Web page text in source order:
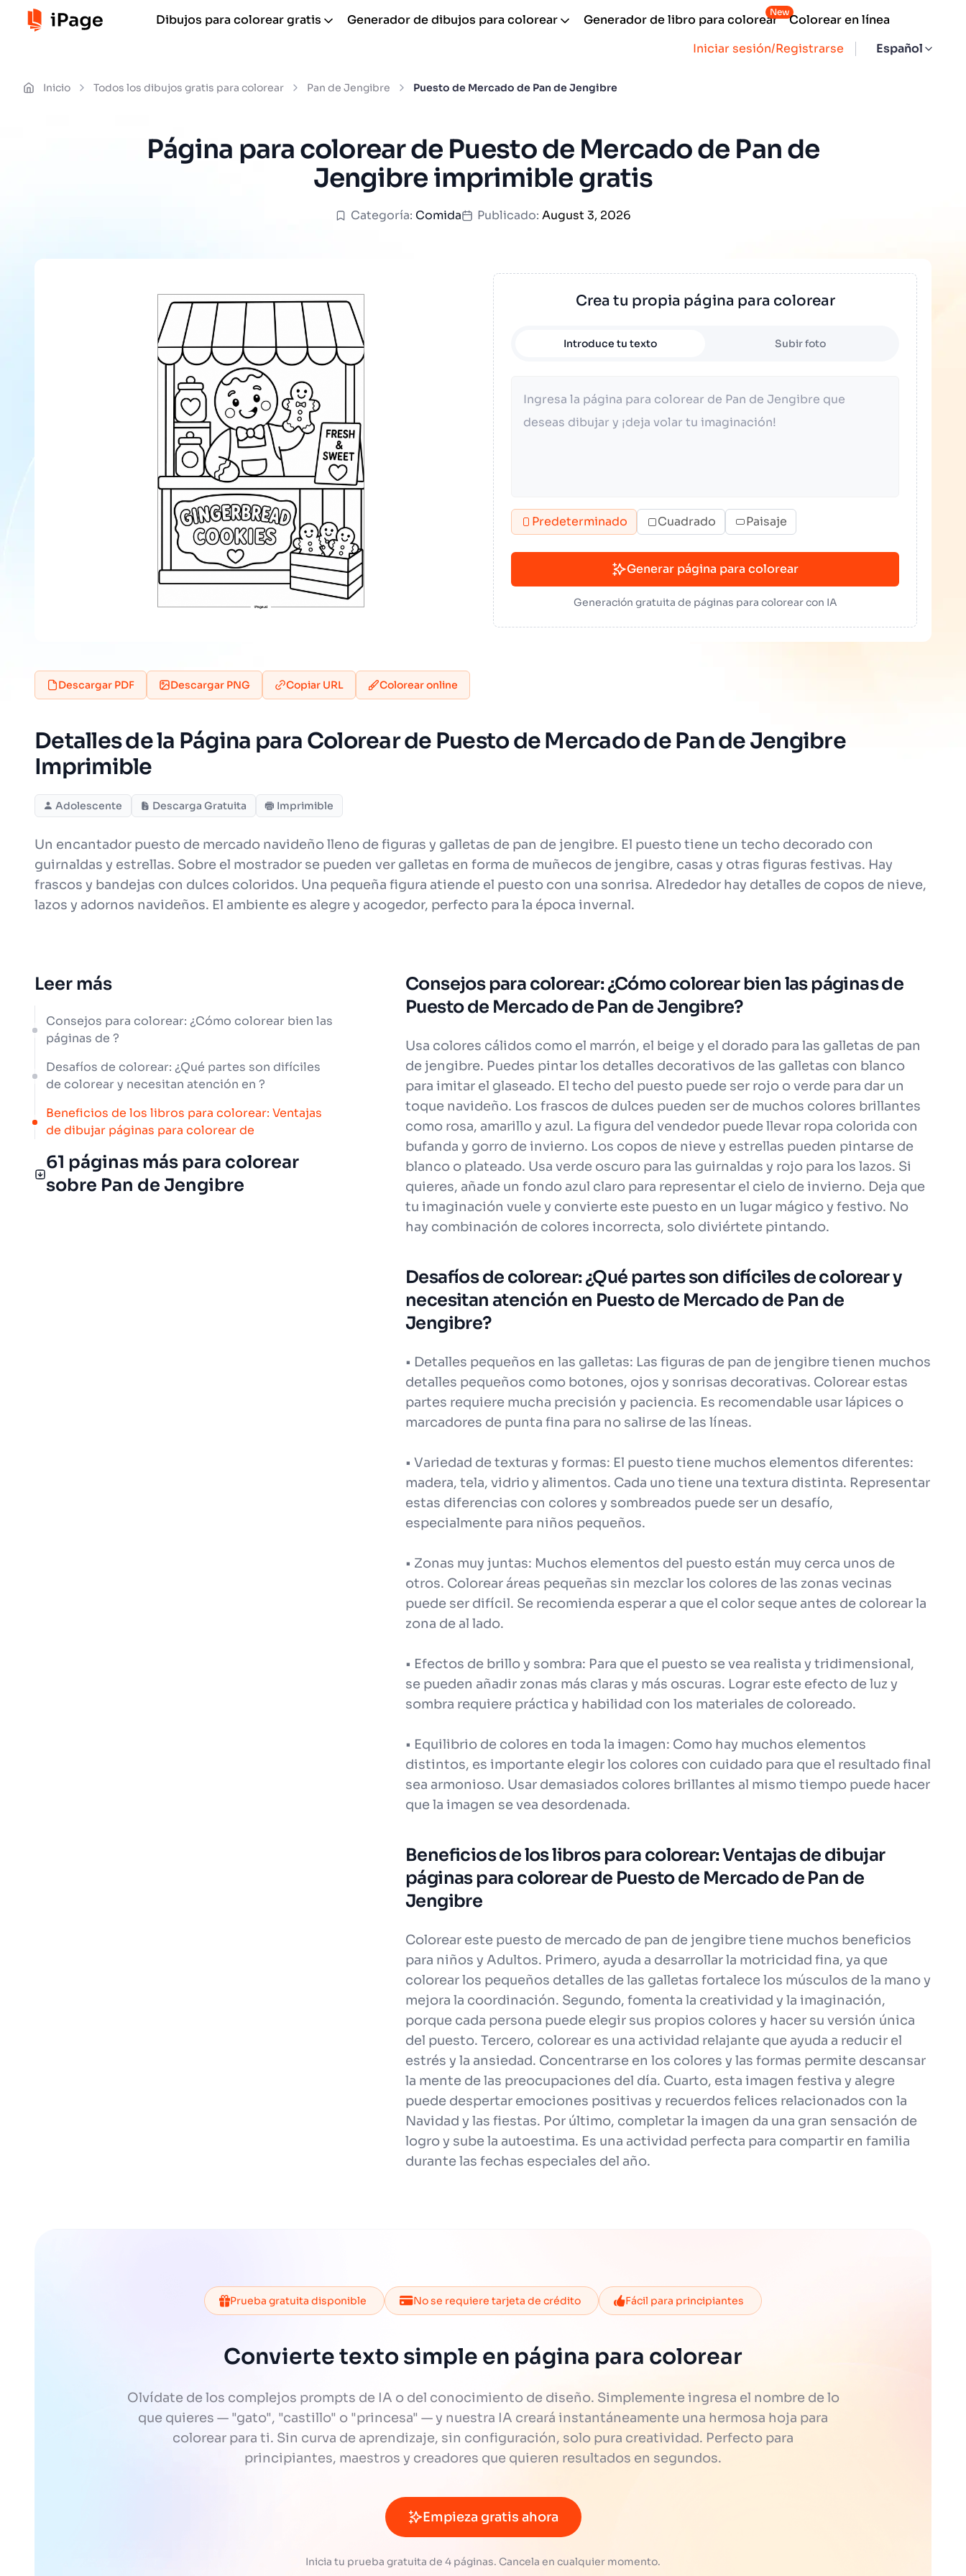
Iniciar sesión/Registrarse Español
Dibujos para colorear gratis Generador de dibujos para colorear Generador de libro para colorear
New
Colorear en línea
Inicio Todos los dibujos gratis para colorear Pan de Jengibre Puesto de Mercado de Pan de Jengibre
Página para colorear de Puesto de Mercado de Pan de
Jengibre imprimible gratis
Categoría: Comida Publicado: August 3, 2026
Crea tu propia página para colorear
Introduce tu texto Subir foto
Predeterminado Cuadrado Paisaje
Generar página para colorear
Generación gratuita de páginas para colorear con IA
Descargar PDF Descargar PNG Copiar URL Colorear online
Detalles de la Página para Colorear de Puesto de Mercado de Pan de Jengibre
Imprimible
Adolescente Descarga Gratuita Imprimible
Un encantador puesto de mercado navideño lleno de figuras y galletas de pan de jengibre. El puesto tiene un techo decorado con
guirnaldas y estrellas. Sobre el mostrador se pueden ver galletas en forma de muñecos de jengibre, casas y otras figuras festivas. Hay
frascos y bandejas con dulces coloridos. Una pequeña figura atiende el puesto con una sonrisa. Alrededor hay detalles de copos de nieve,
lazos y adornos navideños. El ambiente es alegre y acogedor, perfecto para la época invernal.
Leer más
Consejos para colorear: ¿Cómo colorear bien las
páginas de ?
Desafíos de colorear: ¿Qué partes son difíciles
de colorear y necesitan atención en ?
Beneficios de los libros para colorear: Ventajas
de dibujar páginas para colorear de
61 páginas más para colorear
sobre Pan de Jengibre
Consejos para colorear: ¿Cómo colorear bien las páginas de
Puesto de Mercado de Pan de Jengibre?
Usa colores cálidos como el marrón, el beige y el dorado para las galletas de pan
de jengibre. Puedes pintar los detalles decorativos de las galletas con blanco
para imitar el glaseado. El techo del puesto puede ser rojo o verde para dar un
toque navideño. Los frascos de dulces pueden ser de muchos colores brillantes
como rosa, amarillo y azul. La figura del vendedor puede llevar ropa colorida con
bufanda y gorro de invierno. Los copos de nieve y estrellas pueden pintarse de
blanco o plateado. Usa verde oscuro para las guirnaldas y rojo para los lazos. Si
quieres, añade un fondo azul claro para representar el cielo de invierno. Deja que
tu imaginación vuele y convierte este puesto en un lugar mágico y festivo. No
hay combinación de colores incorrecta, solo diviértete pintando.
Desafíos de colorear: ¿Qué partes son difíciles de colorear y
necesitan atención en Puesto de Mercado de Pan de
Jengibre?
• Detalles pequeños en las galletas: Las figuras de pan de jengibre tienen muchos
detalles pequeños como botones, ojos y sonrisas decorativas. Colorear estas
partes requiere mucha precisión y paciencia. Es recomendable usar lápices o
marcadores de punta fina para no salirse de las líneas.
• Variedad de texturas y formas: El puesto tiene muchos elementos diferentes:
madera, tela, vidrio y alimentos. Cada uno tiene una textura distinta. Representar
estas diferencias con colores y sombreados puede ser un desafío,
especialmente para niños pequeños.
• Zonas muy juntas: Muchos elementos del puesto están muy cerca unos de
otros. Colorear áreas pequeñas sin mezclar los colores de las zonas vecinas
puede ser difícil. Se recomienda esperar a que el color seque antes de colorear la
zona de al lado.
• Efectos de brillo y sombra: Para que el puesto se vea realista y tridimensional,
se pueden añadir zonas más claras y más oscuras. Lograr este efecto de luz y
sombra requiere práctica y habilidad con los materiales de coloreado.
• Equilibrio de colores en toda la imagen: Como hay muchos elementos
distintos, es importante elegir los colores con cuidado para que el resultado final
sea armonioso. Usar demasiados colores brillantes al mismo tiempo puede hacer
que la imagen se vea desordenada.
Beneficios de los libros para colorear: Ventajas de dibujar
páginas para colorear de Puesto de Mercado de Pan de
Jengibre
Colorear este puesto de mercado de pan de jengibre tiene muchos beneficios
para niños y Adultos. Primero, ayuda a desarrollar la motricidad fina, ya que
colorear los pequeños detalles de las galletas fortalece los músculos de la mano y
mejora la coordinación. Segundo, fomenta la creatividad y la imaginación,
porque cada persona puede elegir sus propios colores y hacer su versión única
del puesto. Tercero, colorear es una actividad relajante que ayuda a reducir el
estrés y la ansiedad. Concentrarse en los colores y las formas permite descansar
la mente de las preocupaciones del día. Cuarto, esta imagen festiva y alegre
puede despertar emociones positivas y recuerdos felices relacionados con la
Navidad y las fiestas. Por último, completar la imagen da una gran sensación de
logro y sube la autoestima. Es una actividad perfecta para compartir en familia
durante las fechas especiales del año.
Prueba gratuita disponible No se requiere tarjeta de crédito Fácil para principiantes
Convierte texto simple en página para colorear
Olvídate de los complejos prompts de IA o del conocimiento de diseño. Simplemente ingresa el nombre de lo
que quieres — "gato", "castillo" o "princesa" — y nuestra IA creará instantáneamente una hermosa hoja para
colorear para ti. Sin curva de aprendizaje, sin configuración, solo pura creatividad. Perfecto para
principiantes, maestros y creadores que quieren resultados en segundos.
Empieza gratis ahora
Inicia tu prueba gratuita de 4 páginas. Cancela en cualquier momento.